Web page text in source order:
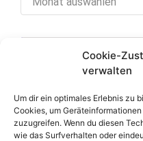
Cookie-
verwalten
Um dir ein optimales Erlebnis zu
Cookies, um
zuzugreifen. Wenn du diesen
wie das Surfverhalten oder
[cookies_revoke]
Über diese Seite